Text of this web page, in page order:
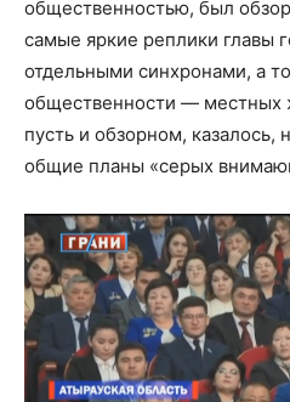
общественностью, был
самые яркие реплики главы
отдельными синхронами, а
общественности — местных
пусть и обзорном, казалось,
общие планы «серых